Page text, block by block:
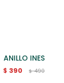
ANILLO INES
$ 390 $ 490